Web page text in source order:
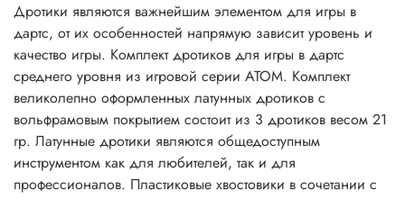
Дротики являются важнейшим элементом для игры в
дартс, от их особенностей напрямую зависит уровень и
качество игры. Комплект дротиков для игры в дартс
среднего уровня из игровой серии АТОМ. Комплект
великолепно оформленных латунных дротиков с
вольфрамовым покрытием состоит из 3 дротиков весом 21
гр. Латунные дротики являются общедоступным
инструментом как для любителей, так и для
профессионалов. Пластиковые хвостовики в сочетании с